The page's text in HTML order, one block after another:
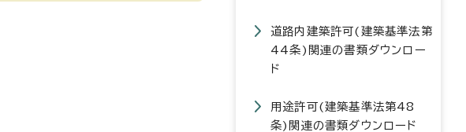
道路内建築許可(建築基準法第
44条)関連の書類ダウンロー
ド
用途許可(建築基準法第48
条)関連の書類ダウンロード